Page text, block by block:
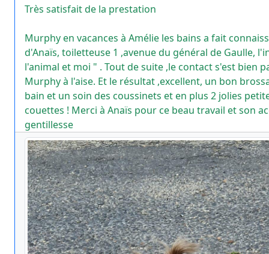
Très satisfait de la prestation
Murphy en vacances à Amélie les bains a fait connaissance
d'Anaïs, toiletteuse 1 ,avenue du général de Gaulle, l'institut "
l'animal et moi " . Tout de suite ,le contact s'est bien passé,
Murphy à l'aise. Et le résultat ,excellent, un bon brossage, un
bain et un soin des coussinets et en plus 2 jolies
couettes ! Merci à Anaïs pour ce beau travail et son accueil et sa
gentillesse